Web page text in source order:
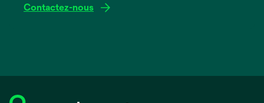
Contactez-nous